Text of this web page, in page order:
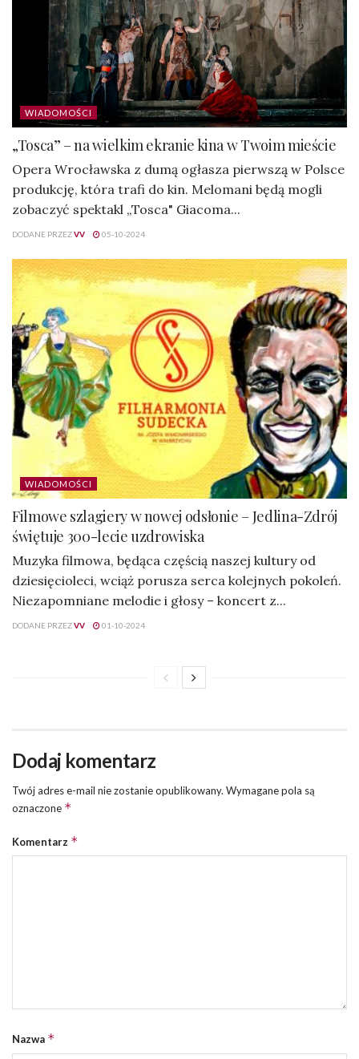
WIADOMOŚCI
„Tosca” – na wielkim ekranie kina w Twoim mieście
Opera Wrocławska z dumą ogłasza pierwszą w Polsce
produkcję, która trafi do kin. Melomani będą mogli
zobaczyć spektakl „Tosca" Giacoma...
DODANE PRZEZVV 05-10-2024
WIADOMOŚCI
Filmowe szlagiery w nowej odsłonie – Jedlina-Zdrój
świętuje 300-lecie uzdrowiska
Muzyka filmowa, będąca częścią naszej kultury od
dziesięcioleci, wciąż porusza serca kolejnych pokoleń.
Niezapomniane melodie i głosy – koncert z...
DODANE PRZEZVV 01-10-2024
Dodaj komentarz
Twój adres e-mail nie zostanie opublikowany. Wymagane pola są
oznaczone *
Komentarz *
Nazwa *